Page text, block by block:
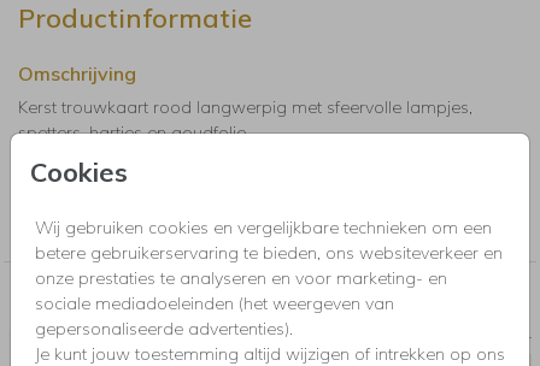
Cookies
Wij gebruiken cookies en vergelijkbare technieken om een
betere gebruikerservaring te bieden, ons websiteverkeer en
onze prestaties te analyseren en voor marketing- en
sociale mediadoeleinden (het weergeven van
gepersonaliseerde advertenties).
Je kunt jouw toestemming altijd wijzigen of intrekken op ons
Productinformatie
Omschrijving
Kerst trouwkaart rood langwerpig met sfeervolle lampjes,
spetters, hartjes en goudfolie.
Trouwkaarten, Save the Date, menukaarten en bedankkaartjes
Nog meer in deze stijl voor jou